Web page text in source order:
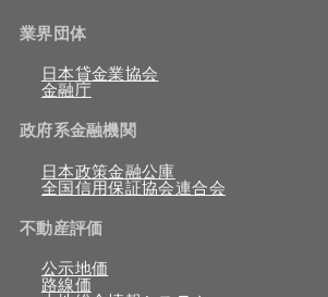
業界団体
日本貸金業協会
金融庁
政府系金融機関
日本政策金融公庫
全国信用保証協会連合会
不動産評価
公示地価
路線価